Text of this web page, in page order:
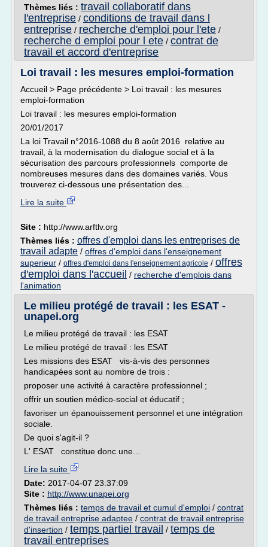
Thèmes liés : travail collaboratif dans
l'entreprise / conditions de travail dans l
entreprise / recherche d'emploi pour l'ete /
recherche d emploi pour l ete / contrat de
travail et accord d'entreprise
Loi travail : les mesures emploi-formation
Accueil > Page précédente > Loi travail : les mesures
emploi-formation
Loi travail : les mesures emploi-formation
20/01/2017
La loi Travail n°2016-1088 du 8 août 2016 relative au
travail, à la modernisation du dialogue social et à la
sécurisation des parcours professionnels comporte de
nombreuses mesures dans des domaines variés. Vous
trouverez ci-dessous une présentation des...
Lire la suite
Site : http://www.arftlv.org
Thèmes liés : offres d'emploi dans les entreprises de
travail adapte / offres d'emploi dans l'enseignement
superieur / offres d'emploi dans l'enseignement agricole / offres
d'emploi dans l'accueil / recherche d'emplois dans
l'animation
Le milieu protégé de travail : les ESAT -
unapei.org
Le milieu protégé de travail : les ESAT
Le milieu protégé de travail : les ESAT
Les missions des ESAT vis-à-vis des personnes
handicapées sont au nombre de trois :
proposer une activité à caractère professionnel ;
offrir un soutien médico-social et éducatif ;
favoriser un épanouissement personnel et une intégration
sociale.
De quoi s'agit-il ?
L' ESAT constitue donc une...
Lire la suite
Date: 2017-04-07 23:37:09
Site : http://www.unapei.org
Thèmes liés : temps de travail et cumul d'emploi / contrat
de travail entreprise adaptee / contrat de travail entreprise
d'insertion / temps partiel travail / temps de
travail entreprises